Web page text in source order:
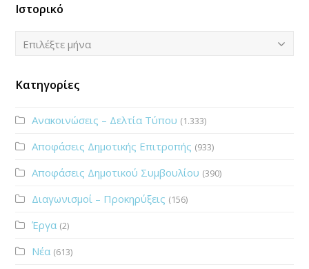
Ιστορικό
Ιστορικό
Επιλέξτε μήνα
Κατηγορίες
Ανακοινώσεις – Δελτία Τύπου (1.333)
Αποφάσεις Δημοτικής Επιτροπής (933)
Αποφάσεις Δημοτικού Συμβουλίου (390)
Διαγωνισμοί – Προκηρύξεις (156)
Έργα (2)
Νέα (613)